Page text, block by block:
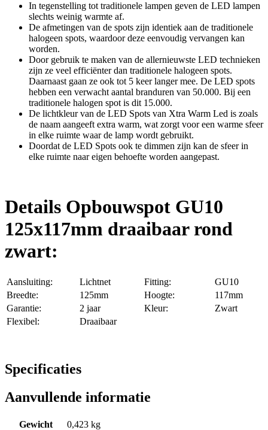
In tegenstelling tot traditionele lampen geven de LED lampen
slechts weinig warmte af.
De afmetingen van de spots zijn identiek aan de traditionele
halogeen spots, waardoor deze eenvoudig vervangen kan
worden.
Door gebruik te maken van de allernieuwste LED technieken
zijn ze veel efficiënter dan traditionele halogeen spots.
Daarnaast gaan ze ook tot 5 keer langer mee. De LED spots
hebben een verwacht aantal branduren van 50.000. Bij een
traditionele halogen spot is dit 15.000.
De lichtkleur van de LED Spots van Xtra Warm Led is zoals
de naam aangeeft extra warm, wat zorgt voor een warme sfeer
in elke ruimte waar de lamp wordt gebruikt.
Doordat de LED Spots ook te dimmen zijn kan de sfeer in
elke ruimte naar eigen behoefte worden aangepast.
Details Opbouwspot GU10
125x117mm draaibaar rond
zwart:
Aansluiting: Lichtnet Fitting:
GU10
Breedte:
125mm Hoogte:
117mm
Garantie:
2 jaar Kleur:
Zwart
Flexibel:
Draaibaar
Specificaties
Aanvullende informatie
Gewicht
0,423 kg